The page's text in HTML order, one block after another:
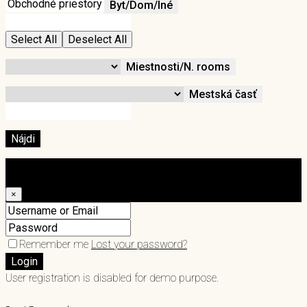
Byt/Dom/Iné
Select All Deselect All
Miestnosti/N. rooms
Mestská časť
Nájdi
×
Remember me Lost your password?
Login
User registration is disabled for demo purpose.